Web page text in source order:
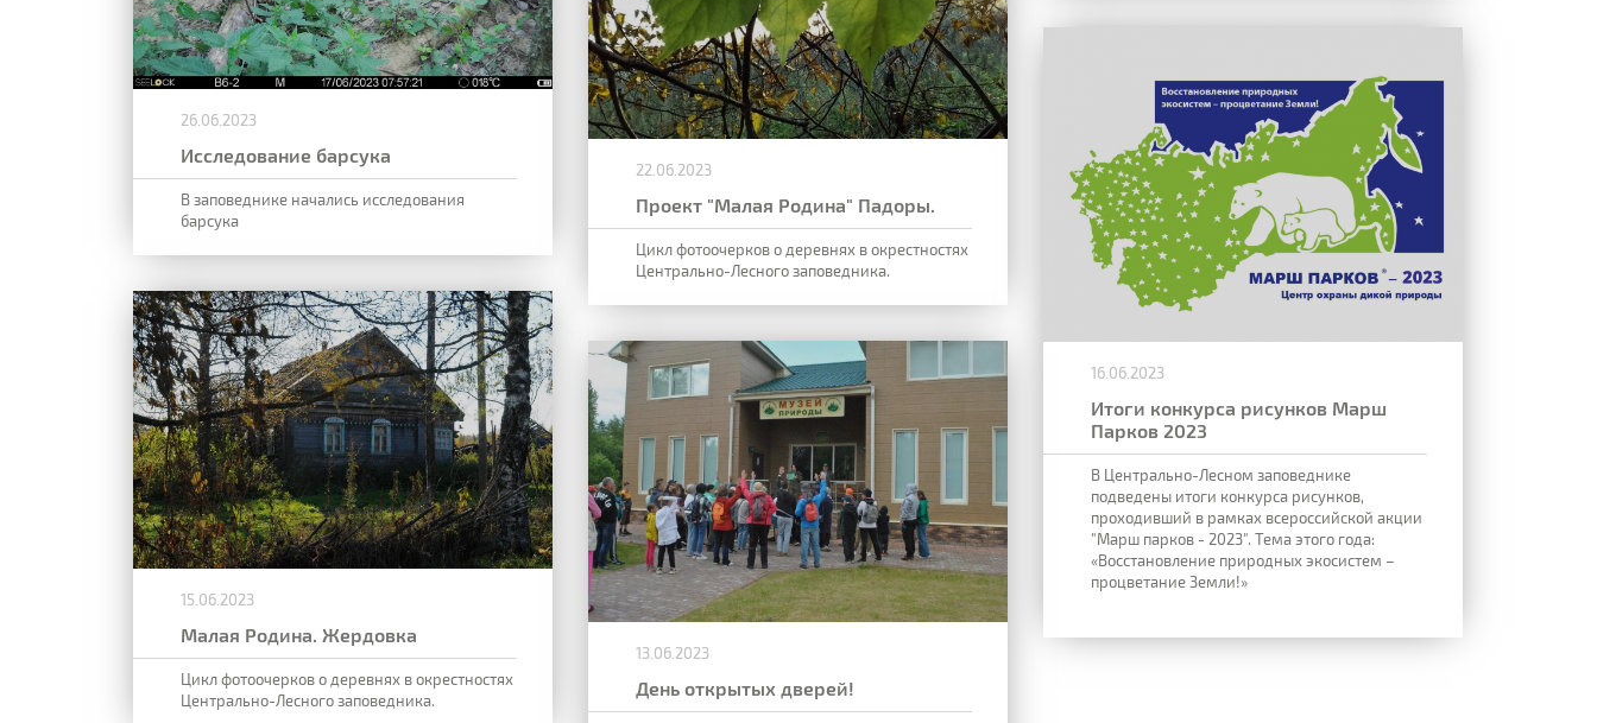
26.06.2023
Исследование барсука
В заповеднике начались исследования
барсука
22.06.2023
Проект "Малая Родина" Падоры.
Цикл фотоочерков о деревнях в окрестностях
Центрально-Лесного заповедника.
16.06.2023
Итоги конкурса рисунков Марш
Парков 2023
В Центрально-Лесном заповеднике
подведены итоги конкурса рисунков,
проходивший в рамках всероссийской акции
"Марш парков - 2023". Тема этого года:
«Восстановление природных экосистем –
процветание Земли!»
15.06.2023
Малая Родина. Жердовка
Цикл фотоочерков о деревнях в окрестностях
Центрально-Лесного заповедника.
13.06.2023
День открытых дверей!